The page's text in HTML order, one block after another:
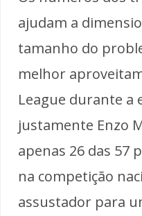
ajudam a
tamanho do
melhor
League durante a
justamente Enzo
apenas 26 das 57
na competição
assustador para